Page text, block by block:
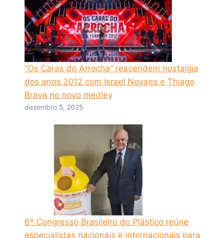
“Os Caras do Arrocha” reacendem nostalgia
dos anos 2012 com Israel Novaes e Thiago
Brava no novo medley
dezembro 5, 2025
6º Congresso Brasileiro do Plástico reúne
especialistas nacionais e internacionais para